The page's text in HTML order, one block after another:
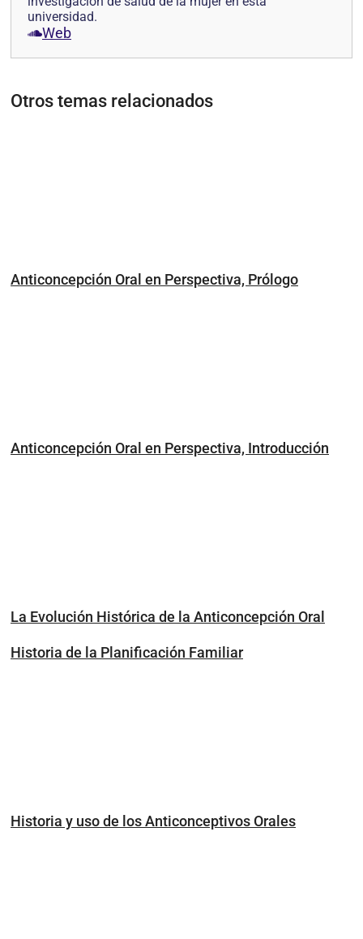
universidad.
Web
Otros temas relacionados
Anticoncepción Oral en Perspectiva, Prólogo
Anticoncepción Oral en Perspectiva, Introducción
La Evolución Histórica de la Anticoncepción Oral
Historia de la Planificación Familiar
Historia y uso de los Anticonceptivos Orales